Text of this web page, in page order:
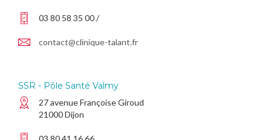
03 80 58 35 00 /
contact@clinique-talant.fr
SSR - Pôle Santé Valmy
27 avenue Françoise Giroud
21000 Dijon